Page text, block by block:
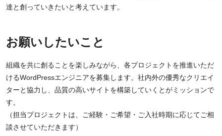
達と創っていきたいと考えています。
お願いしたいこと
組織を共に創ることを楽しみながら、各プロジェクトを推進いただ
けるWordPressエンジニアを募集します。社内外の優秀なクリエイ
ターと協力し、品質の高いサイトを構築していくとがミッションで
す。
（担当プロジェクトは、ご経験・ご希望・ご入社時期に応じてご相
談させていただきます）